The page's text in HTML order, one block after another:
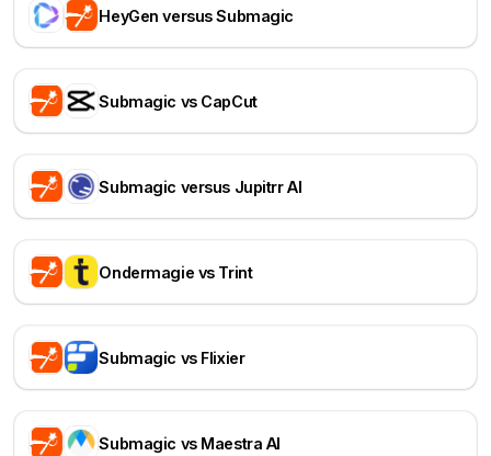
HeyGen versus Submagic
Submagic vs CapCut
Submagic versus Jupitrr AI
Ondermagie vs Trint
Submagic vs Flixier
Submagic vs Maestra AI